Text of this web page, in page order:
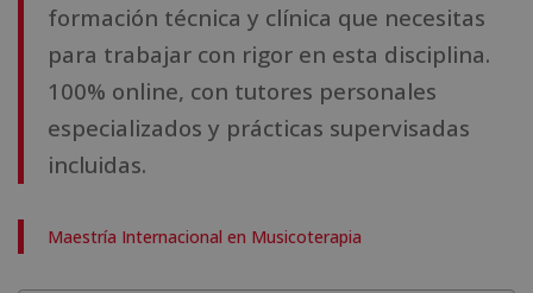
formación técnica y clínica que necesitas
para trabajar con rigor en esta disciplina.
100% online, con tutores personales
especializados y prácticas supervisadas
incluidas.
Maestría Internacional en Musicoterapia